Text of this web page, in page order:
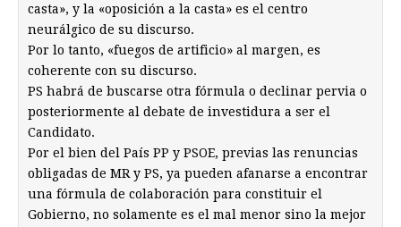
casta», y la «oposición a la casta» es el centro
neurálgico de su discurso.
Por lo tanto, «fuegos de artificio» al margen, es
coherente con su discurso.
PS habrá de buscarse otra fórmula o declinar pervia o
posteriormente al debate de investidura a ser el
Candidato.
Por el bien del País PP y PSOE, previas las renuncias
obligadas de MR y PS, ya pueden afanarse a encontrar
una fórmula de colaboración para constituir el
Gobierno, no solamente es el mal menor sino la mejor